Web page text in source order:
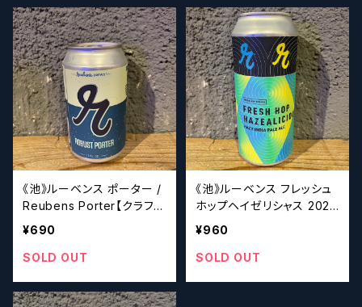
《池》ルーベンス ポーター /
Reubens Porter【クラフト
ビール】
¥690
SOLD OUT
《池》ルーベンス フレッシュ
ホップヘイゼリシャス 2021
/ Reubens Fresh Hop H
トビール】
¥960
SOLD OUT